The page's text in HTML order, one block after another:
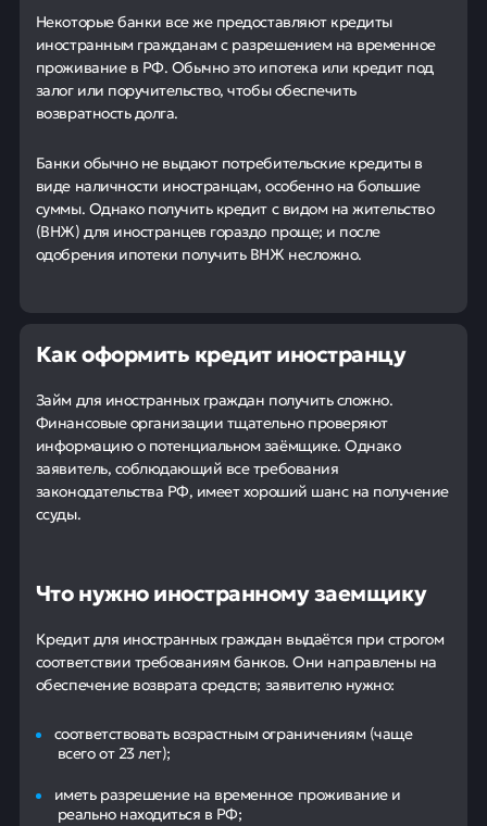
Некоторые банки все же предоставляют кредиты
иностранным гражданам с разрешением на временное
проживание в РФ. Обычно это ипотека или кредит под
залог или поручительство, чтобы обеспечить
возвратность долга.
Банки обычно не выдают потребительские кредиты в
виде наличности иностранцам, особенно на большие
суммы. Однако получить кредит с видом на жительство
(ВНЖ) для иностранцев гораздо проще; и после
одобрения ипотеки получить ВНЖ несложно.
Как оформить кредит иностранцу
Займ для иностранных граждан получить сложно.
Финансовые организации тщательно проверяют
информацию о потенциальном заёмщике. Однако
заявитель, соблюдающий все требования
законодательства РФ, имеет хороший шанс на получение
ссуды.
Что нужно иностранному заемщику
Кредит для иностранных граждан выдаётся при строгом
соответствии требованиям банков. Они направлены на
обеспечение возврата средств; заявителю нужно:
соответствовать возрастным ограничениям (чаще
всего от 23 лет);
иметь разрешение на временное проживание и
реально находиться в РФ;